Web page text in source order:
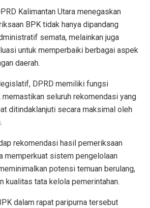
Kalimantan Utara menegaskan
BPK tidak hanya dipandang
semata, melainkan juga
untuk memperbaiki berbagai aspek
daerah.
DPRD memiliki fungsi
memastikan seluruh rekomendasi yang
ditindaklanjuti secara maksimal oleh
rekomendasi hasil pemeriksaan
memperkuat sistem pengelolaan
potensi temuan berulang,
kualitas tata kelola pemerintahan.
dalam rapat paripurna tersebut